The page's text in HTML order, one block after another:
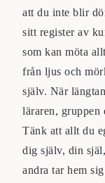
att du inte blir
sitt register av
som kan möta
från ljus och
själv. När
läraren,
Tänk att allt du
dig själv, din
andra tar hem